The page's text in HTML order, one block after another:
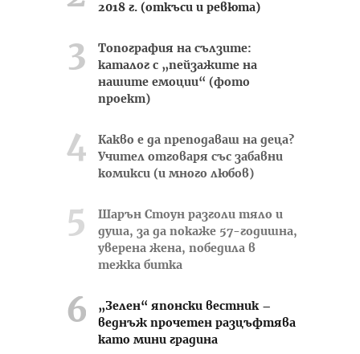
2018 г. (откъси и ревюта)
Топография на сълзите:
каталог с „пейзажите на
нашите емоции“ (фото
проект)
Какво е да преподаваш на деца?
Учител отговаря със забавни
комикси (и много любов)
Шарън Стоун разголи тяло и
душа, за да покаже 57-годишна,
уверена жена, победила в
тежка битка
„Зелен“ японски вестник –
веднъж прочетен разцъфтява
като мини градина